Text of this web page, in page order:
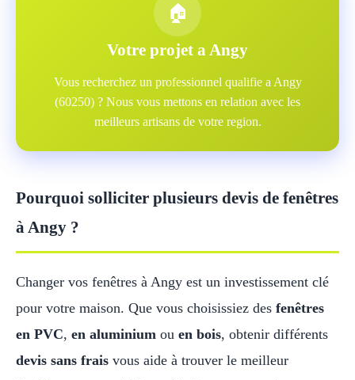
🏠
Votre projet a Angy
Vous recherchez un professionnel qualifie a Angy
(60250) ? Nous vous mettons en relation avec les
meilleurs artisans de votre region.
Pourquoi solliciter plusieurs devis de fenêtres
à Angy ?
Changer vos fenêtres à Angy est un investissement clé
pour votre maison. Que vous choisissiez des fenêtres
en PVC, en aluminium ou en bois, obtenir différents
devis sans frais vous aide à trouver le meilleur